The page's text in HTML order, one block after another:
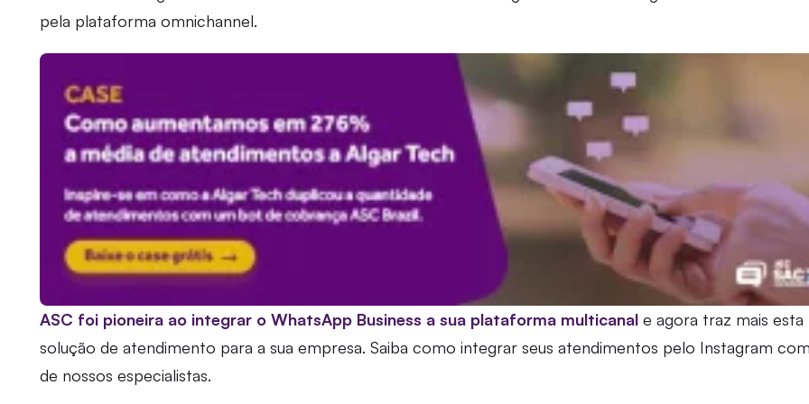
pela plataforma omnichannel.
ASC foi pioneira ao integrar o WhatsApp Business a sua plataforma multicanal e agora traz mais esta
solução de atendimento para a sua empresa. Saiba como integrar seus atendimentos pelo Instagram
de nossos especialistas.